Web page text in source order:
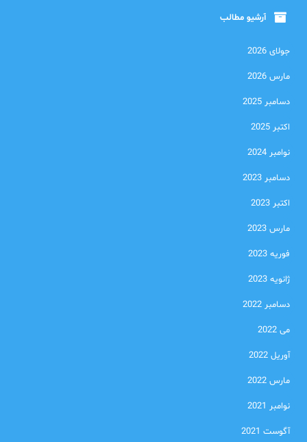
آرشیو مطالب
جولای 2026
مارس 2026
دسامبر 2025
اکتبر 2025
نوامبر 2024
دسامبر 2023
اکتبر 2023
مارس 2023
فوریه 2023
ژانویه 2023
دسامبر 2022
می 2022
آوریل 2022
مارس 2022
نوامبر 2021
آگوست 2021